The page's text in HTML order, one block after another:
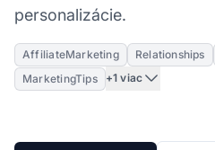
personalizácie.
AffiliateMarketing Relationships
MarketingTips
+1 viac